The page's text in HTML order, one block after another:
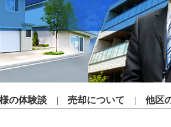
の体験談 売却について 他区